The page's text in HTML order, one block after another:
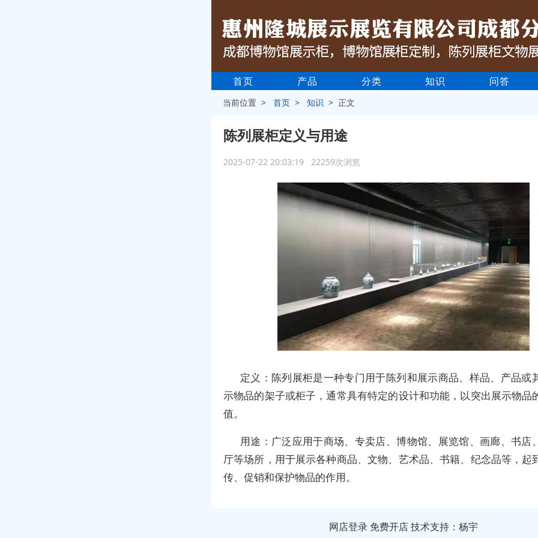
首页 产品 分类 知识 问答
当前位置 >首页 >知识 > 正文
陈列展柜定义与用途
2025-07-22 20:03:19 22259次浏览
定义：陈列展柜是一种专门用于陈列和展示商品、样品、产品或
示物品的架子或柜子，通常具有特定的设计和功能，以突出展示物品
值。
用途：广泛应用于商场、专卖店、博物馆、展览馆、画廊、书店
厅等场所，用于展示各种商品、文物、艺术品、书籍、纪念品等，起
传、促销和保护物品的作用。
网店登录 免费开店技术支持：杨宇